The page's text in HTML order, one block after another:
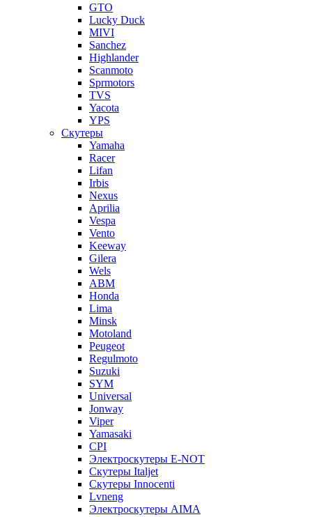
GTO
Lucky Duck
MIVI
Sanchez
Highlander
Scanmoto
Sprmotors
TVS
Yacota
YPS
Скутеры
Yamaha
Racer
Lifan
Irbis
Nexus
Aprilia
Vespa
Vento
Keeway
Gilera
Wels
ABM
Honda
Lima
Minsk
Motoland
Peugeot
Regulmoto
Suzuki
SYM
Universal
Jonway
Viper
Yamasaki
CPI
Электроскутеры E-NOT
Скутеры Italjet
Скутеры Innocenti
Lvneng
Электроскутеры AIMA